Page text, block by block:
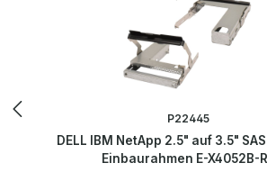
P22445
DELL IBM NetApp 2.5" auf 3.5" SAS
Einbaurahmen E-X4052B-